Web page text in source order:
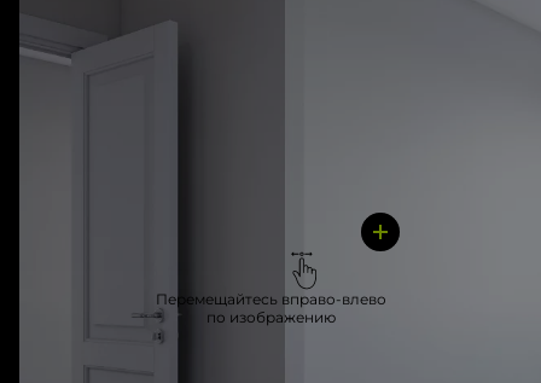
Перемещайтесь вправо-влево
по изображению